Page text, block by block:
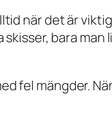
när det är
bara man
fel mängder.